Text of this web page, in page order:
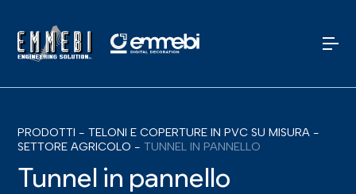
PRODOTTI -TELONI E COPERTURE IN PVC SU MISURA -
SETTORE AGRICOLO -TUNNEL IN PANNELLO
Tunnel in pannello